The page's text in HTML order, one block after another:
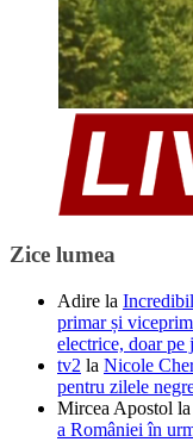
Zice lumea
Adire la
primar și
electrice, doar pe
tv2 la Nicole
pentru zilele
Mircea Apostol la
a României în